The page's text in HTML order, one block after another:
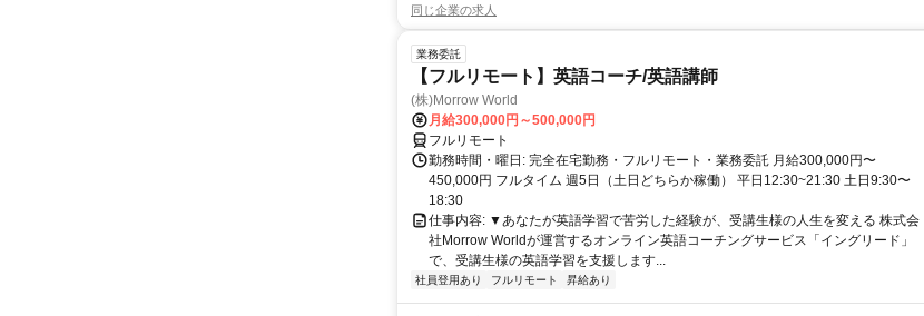
同じ企業の求人
業務委託
【フルリモート】英語コーチ/英語講師
(株)Morrow World
月給300,000円～500,000円
フルリモート
勤務時間・曜日: 完全在宅勤務・フルリモート・業務委託 月給300,000円〜
450,000円 フルタイム 週5日（土日どちらか稼働） 平日12:30~21:30 土日9:30〜
18:30
仕事内容: ▼あなたが英語学習で苦労した経験が、受講生様の人生を変える 株式会
社Morrow Worldが運営するオンライン英語コーチングサービス「イングリード」
で、受講生様の英語学習を支援します...
社員登用あり フルリモート 昇給あり